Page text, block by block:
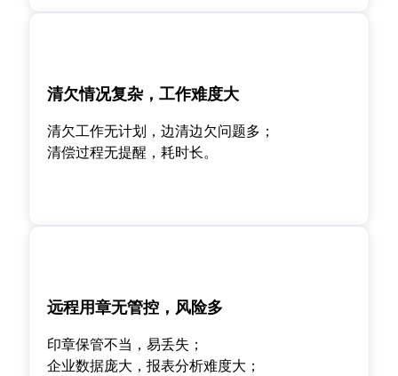
清欠情况复杂，工作难度大
清欠工作无计划，边清边欠问题多；
清偿过程无提醒，耗时长。
远程用章无管控，风险多
印章保管不当，易丢失；
企业数据庞大，报表分析难度大；